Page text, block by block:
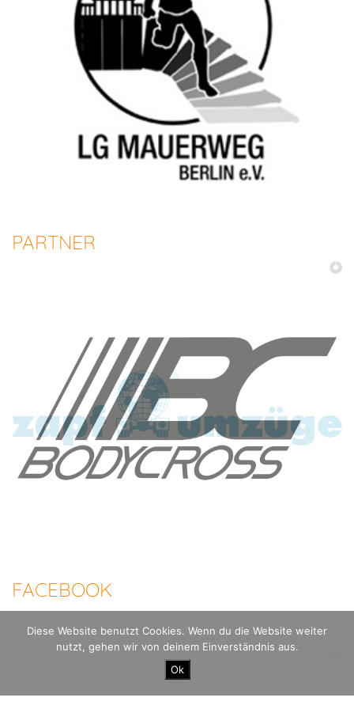
PARTNER
FACEBOOK
100 Meilen Berlin - Der Mauerweglauf |
Datenschutzerklärung
Diese Website benutzt Cookies. Wenn du die Website weiter
nutzt, gehen wir von deinem Einverständnis aus.
Ok